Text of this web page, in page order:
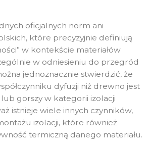
oficjalnych norm ani
które precyzyjnie definiują
w kontekście materiałów
w odniesieniu do przegród
jednoznacznie stwierdzić, że
dyfuzji niż drewno jest
gorszy w kategorii izolacji
istnieje wiele innych czynników,
izolacji, które również
termiczną danego materiału.